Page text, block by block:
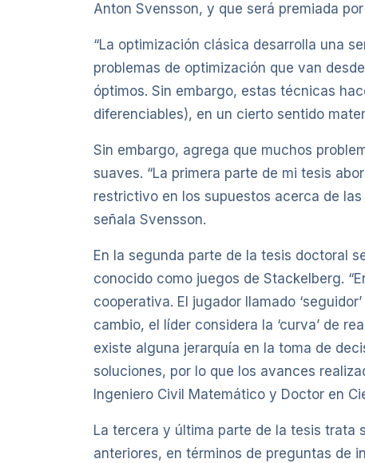
Anton Svensson, y que será premiada
“La optimización clásica desarrolla una
problemas de optimización que van
óptimos. Sin embargo, estas técnicas
diferenciables), en un cierto sentido
Sin embargo, agrega que muchos
suaves. “La primera parte de mi tesis
restrictivo en los supuestos acerca de
señala Svensson.
En la segunda parte de la tesis doctoral
conocido como juegos de Stackelberg.
cooperativa. El jugador llamado
cambio, el líder considera la ‘curva’ de
existe alguna jerarquía en la toma de
soluciones, por lo que los avances
Ingeniero Civil Matemático y Doctor en
La tercera y última parte de la tesis trata
anteriores, en términos de preguntas de